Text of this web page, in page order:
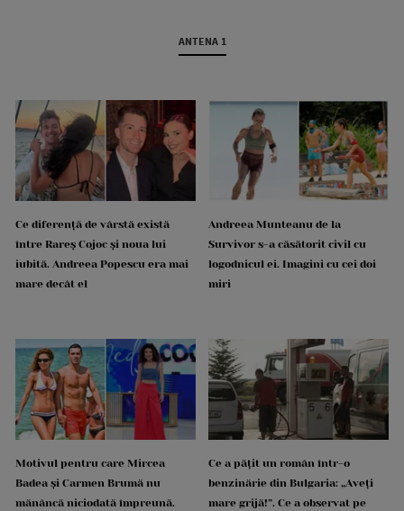
ANTENA 1
Ce diferență de vârstă există
între Rareș Cojoc și noua lui
iubită. Andreea Popescu era mai
mare decât el
Andreea Munteanu de la
Survivor s-a căsătorit civil cu
logodnicul ei. Imagini cu cei doi
miri
Motivul pentru care Mircea
Badea și Carmen Brumă nu
mănâncă niciodată împreună.
Ce a pățit un român într-o
benzinărie din Bulgaria: „Aveți
mare grijă!”. Ce a observat pe